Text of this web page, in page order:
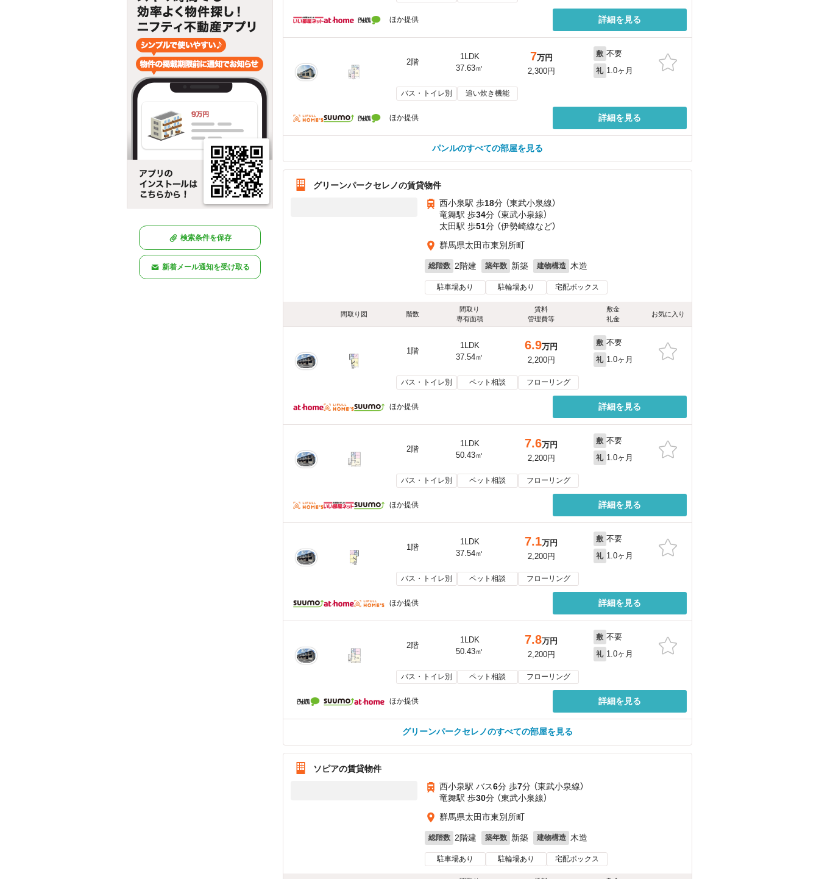
検索条件を保存
新着メール通知を受け取る
ほか提供 詳細を見る
2階
1LDK
37.63㎡
7万円
2,300円
敷 不要
礼 1.0ヶ月
バス・トイレ別 追い炊き機能
ほか提供 詳細を見る
パンルのすべての部屋を見る
グリーンパークセレノの賃貸物件
西小泉駅 歩18分 （東武小泉線）
竜舞駅 歩34分 （東武小泉線）
太田駅 歩51分 （伊勢崎線など）
群馬県太田市東別所町
総階数 2階建 築年数 新築 建物構造 木造
駐車場あり 駐輪場あり 宅配ボックス
間取り図 階数
間取り
専有面積
賃料
管理費等
敷金
礼金
お気に入り
1階
1LDK
37.54㎡
6.9万円
2,200円
敷 不要
礼 1.0ヶ月
バス・トイレ別 ペット相談 フローリング
ほか提供 詳細を見る
2階
1LDK
50.43㎡
7.6万円
2,200円
敷 不要
礼 1.0ヶ月
バス・トイレ別 ペット相談 フローリング
ほか提供 詳細を見る
1階
1LDK
37.54㎡
7.1万円
2,200円
敷 不要
礼 1.0ヶ月
バス・トイレ別 ペット相談 フローリング
ほか提供 詳細を見る
2階
1LDK
50.43㎡
7.8万円
2,200円
敷 不要
礼 1.0ヶ月
バス・トイレ別 ペット相談 フローリング
ほか提供 詳細を見る
グリーンパークセレノのすべての部屋を見る
ソピアの賃貸物件
西小泉駅 バス6分 歩7分 （東武小泉線）
竜舞駅 歩30分 （東武小泉線）
群馬県太田市東別所町
総階数 2階建 築年数 新築 建物構造 木造
駐車場あり 駐輪場あり 宅配ボックス